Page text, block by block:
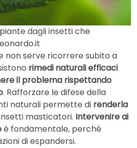
dagli insetti che
non serve ricorrere subito a
rimedi naturali efficaci
il problema rispettando
. Rafforzare le difese della
naturali permette di renderla
masticatori. Intervenire ai
è fondamentale, perché
di espandersi.